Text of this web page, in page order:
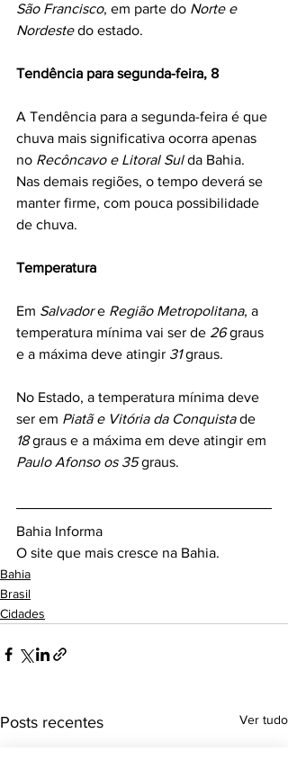
São Francisco, em parte do Norte e
Nordeste do estado.
Tendência para segunda-feira, 8
A Tendência para a segunda-feira é que
chuva mais significativa ocorra apenas
no Recôncavo e Litoral Sul da Bahia.
Nas demais regiões, o tempo deverá se
manter firme, com pouca possibilidade
de chuva.
Temperatura
Em Salvador e Região Metropolitana, a
temperatura mínima vai ser de 26 graus
e a máxima deve atingir 31 graus.
No Estado, a temperatura mínima deve
ser em Piatã e Vitória da Conquista de
18 graus e a máxima em deve atingir em
Paulo Afonso os 35 graus.
Bahia Informa
O site que mais cresce na Bahia.
Bahia
Brasil
Cidades
Posts recentes Ver tudo